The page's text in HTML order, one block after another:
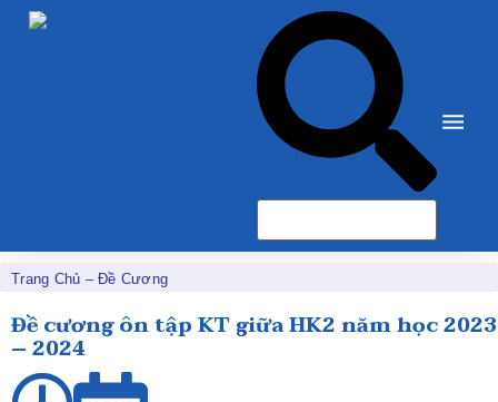
Trang Chủ –Đề Cương
Đề cương ôn tập KT giữa HK2 năm học 2023
– 2024